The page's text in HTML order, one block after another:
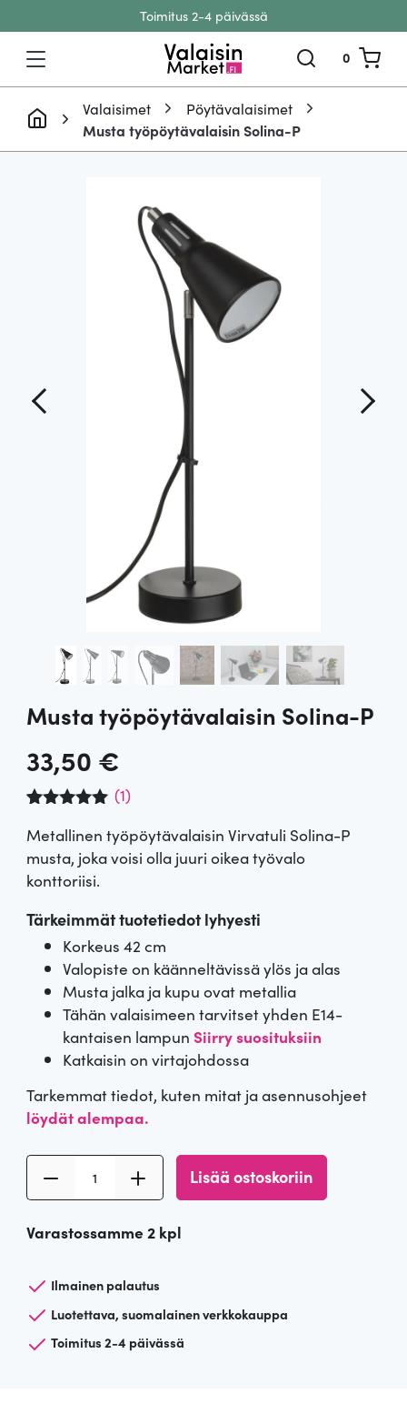
Toimitus 2-4 päivässä
Siirry sisältöön 0
Valaisimet
Pöytävalaisimet
Musta työpöytävalaisin Solina-P
Musta työpöytävalaisin Solina-P
33,50 €
5:stä
perustuen
asiakkaan
arvotuksee
(1)
Metallinen työpöytävalaisin Virvatuli Solina-P
musta, joka voisi olla juuri oikea työvalo
konttoriisi.
Tärkeimmät tuotetiedot lyhyesti
Korkeus 42 cm
Valopiste on käänneltävissä ylös ja alas
Musta jalka ja kupu ovat metallia
Tähän valaisimeen tarvitset yhden E14-
kantaisen lampun Siirry suosituksiin
Katkaisin on virtajohdossa
Tarkemmat tiedot, kuten mitat ja asennusohjeet
löydät alempaa.
t
t
ö
p
Lisää ostoskoriin
Varastossamme 2 kpl
Ilmainen palautus
Luotettava, suomalainen verkkokauppa
Toimitus 2-4 päivässä